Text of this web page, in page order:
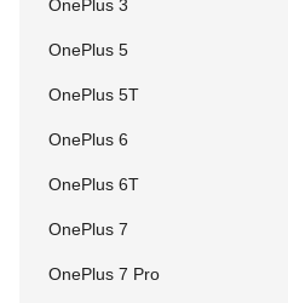
OnePlus 3
OnePlus 5
OnePlus 5T
OnePlus 6
OnePlus 6T
OnePlus 7
OnePlus 7 Pro